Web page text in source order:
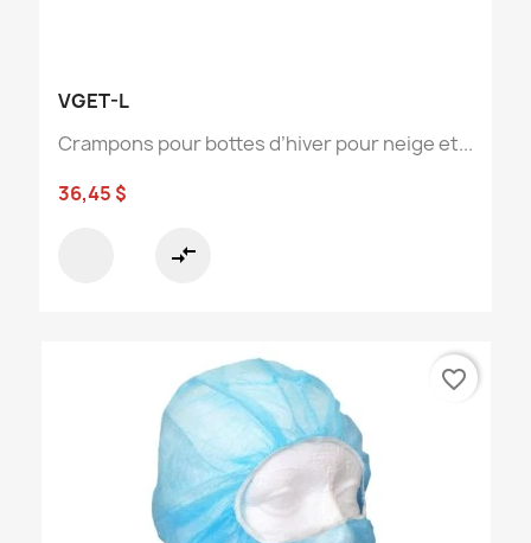
VGET-L
Crampons pour bottes d’hiver pour neige et...
36,45 $
compare_arrows
favorite_border